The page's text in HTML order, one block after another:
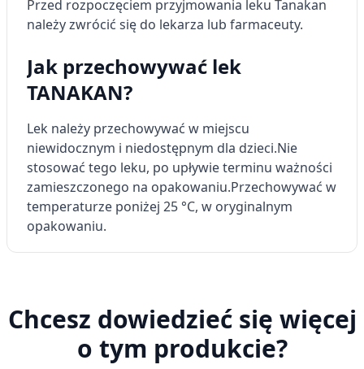
Przed rozpoczęciem przyjmowania leku Tanakan
należy zwrócić się do lekarza lub farmaceuty.
Jak przechowywać lek
TANAKAN?
Lek należy przechowywać w miejscu
niewidocznym i niedostępnym dla dzieci.Nie
stosować tego leku, po upływie terminu ważności
zamieszczonego na opakowaniu.Przechowywać w
temperaturze poniżej 25 °C, w oryginalnym
opakowaniu.
Chcesz dowiedzieć się więcej
o tym produkcie?